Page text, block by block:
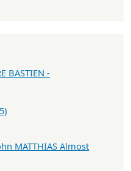
BASTIEN -
MATTHIAS Almost